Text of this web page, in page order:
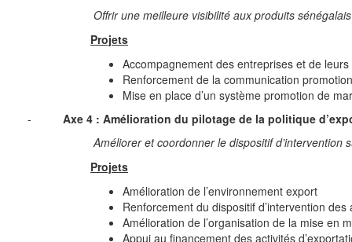
Offrir une meilleure visibilité aux produits
Projets
Accompagnement des entreprises et de
Renforcement de la communication
Mise en place d’un système promotion de
- Axe 4 : Amélioration du pilotage de la politique
Améliorer et coordonner le dispositif
Projets
Amélioration de l’environnement export
Renforcement du dispositif d’intervention des
Amélioration de l’organisation de la mise en
Appui au financement des activités